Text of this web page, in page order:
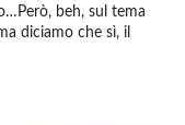
beh, sul tema
diciamo che sì, il